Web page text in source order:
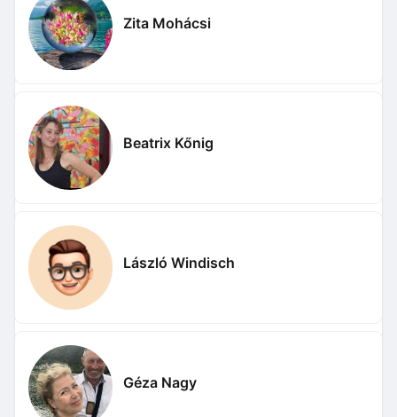
Zita Mohácsi
Beatrix Kőnig
László Windisch
Géza Nagy